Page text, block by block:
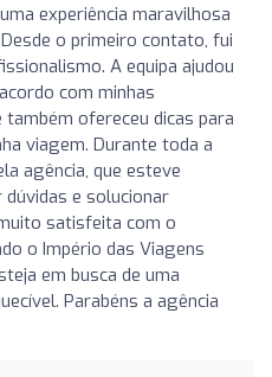
experiência maravilhosa
o primeiro contato, fui
A equipa ajudou
com minhas
ofereceu dicas para
viagem. Durante toda a
agência, que esteve
e solucionar
satisfeita com o
o Império das Viagens
em busca de uma
Parabéns a agência